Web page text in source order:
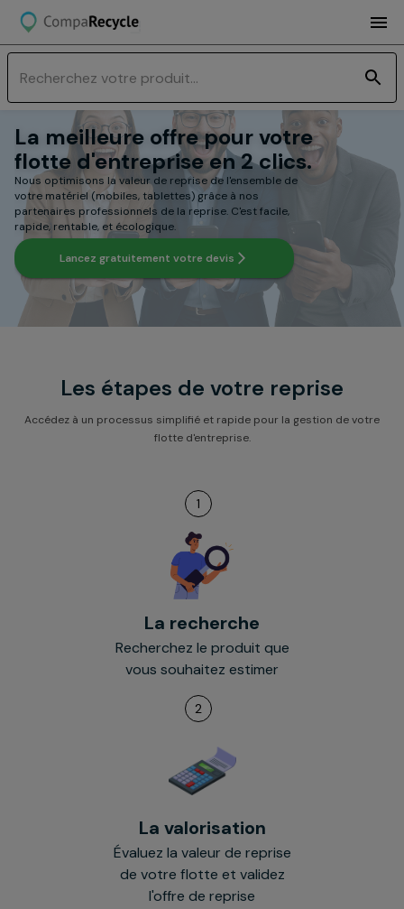
La meilleure offre pour votre
flotte d'entreprise en 2 clics.
Nous optimisons la valeur de reprise de l'ensemble de
votre matériel (mobiles, tablettes) grâce à nos
partenaires professionnels de la reprise. C'est facile,
rapide, rentable, et écologique.
Lancez gratuitement votre devis
Les étapes de votre reprise
Accédez à un processus simplifié et rapide pour la gestion de votre
flotte d'entreprise.
1
La recherche
Recherchez le produit que
vous souhaitez estimer
2
La valorisation
Évaluez la valeur de reprise
de votre flotte et validez
l'offre de reprise